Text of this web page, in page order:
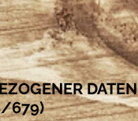
DATEN
679)